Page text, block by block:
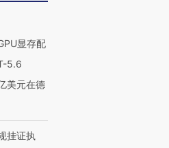
种
视线｜被称为“蟑螂”的印
显存配
5.6
美元在德
挂证执